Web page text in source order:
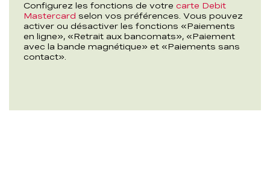
Configurez les fonctions de votre carte Debit
Mastercard selon vos préférences. Vous pouvez
activer ou désactiver les fonctions «Paiements
en ligne», «Retrait aux bancomats», «Paiement
avec la bande magnétique» et «Paiements sans
contact».